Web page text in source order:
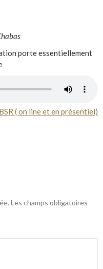
porte essentiellement
( on line et en présentiel)
Les champs obligatoires